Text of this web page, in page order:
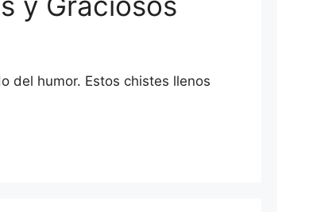
del humor. Estos chistes llenos